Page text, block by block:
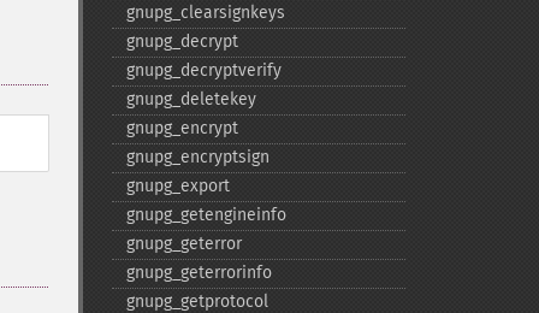
gnupg_​clearsignkeys
gnupg_​decrypt
gnupg_​decryptverify
gnupg_​deletekey
gnupg_​encrypt
gnupg_​encryptsign
gnupg_​export
gnupg_​getengineinfo
gnupg_​geterror
gnupg_​geterrorinfo
gnupg_​getprotocol